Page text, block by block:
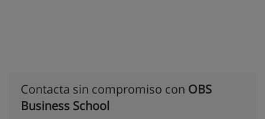
Contacta sin compromiso con OBS
Business School